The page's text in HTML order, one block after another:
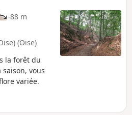
-88 m
(Oise)
la forêt du
vous
variée.